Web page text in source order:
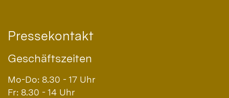
Pressekontakt
Geschäftszeiten
Mo-Do: 8.30 - 17 Uhr
Fr: 8.30 - 14 Uhr